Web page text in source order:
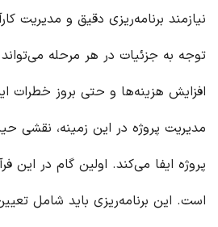
نیازمند برنامه‌ریزی دقیق و مدیریت
توجه به جزئیات در هر مرحله می‌تواند
افزایش هزینه‌ها و حتی بروز خطرات
مدیریت پروژه در این زمینه، نقشی
پروژه ایفا می‌کند. اولین گام در این
است. این برنامه‌ریزی باید شامل